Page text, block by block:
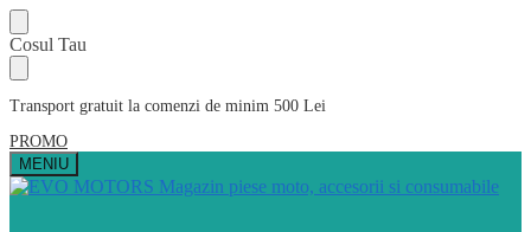
Skip
to
navigation
Skip
to
content
Cosul Tau
Transport gratuit la comenzi de minim 500 Lei
PROMO
MENIU